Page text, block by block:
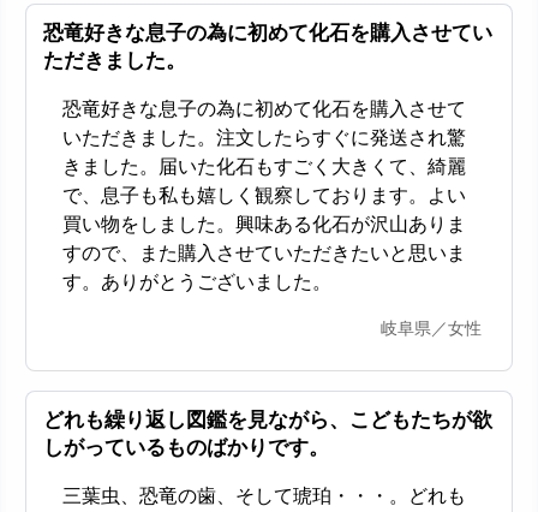
恐竜好きな息子の為に初めて化石を購入させてい
ただきました。
恐竜好きな息子の為に初めて化石を購入させて
いただきました。注文したらすぐに発送され驚
きました。届いた化石もすごく大きくて、綺麗
で、息子も私も嬉しく観察しております。よい
買い物をしました。興味ある化石が沢山ありま
すので、また購入させていただきたいと思いま
す。ありがとうございました。
岐阜県／女性
どれも繰り返し図鑑を見ながら、こどもたちが欲
しがっているものばかりです。
三葉虫、恐竜の歯、そして琥珀・・・。どれも